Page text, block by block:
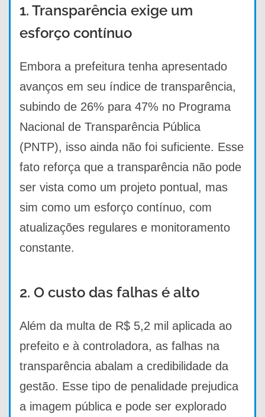
1. Transparência exige um
esforço contínuo
Embora a prefeitura tenha apresentado
avanços em seu índice de transparência,
subindo de 26% para 47% no Programa
Nacional de Transparência Pública
(PNTP), isso ainda não foi suficiente. Esse
fato reforça que a transparência não pode
ser vista como um projeto pontual, mas
sim como um esforço contínuo, com
atualizações regulares e monitoramento
constante.
2. O custo das falhas é alto
Além da multa de R$ 5,2 mil aplicada ao
prefeito e à controladora, as falhas na
transparência abalam a credibilidade da
gestão. Esse tipo de penalidade prejudica
a imagem pública e pode ser explorado